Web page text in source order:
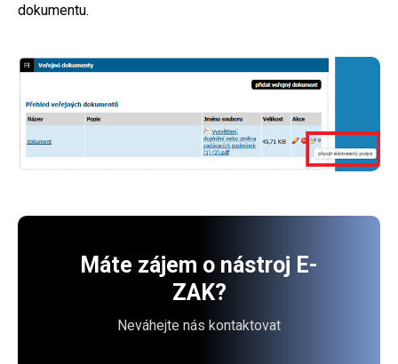
dokumentu.
Máte zájem o nástroj E-
ZAK?
Neváhejte nás kontaktovat